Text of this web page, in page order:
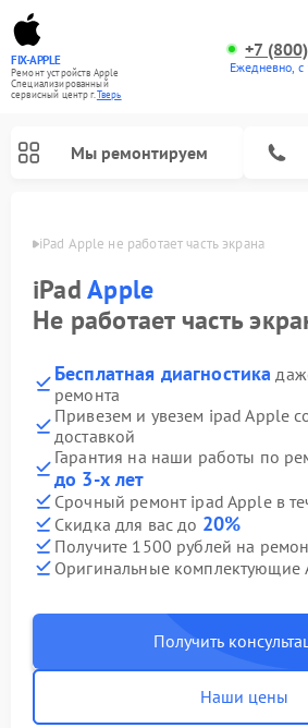
FIX-APPLE
Ремонт устройств Apple
Специализированный
cервисный центр г.Тверь
+7
Ежедневно,
Мы ремонтируем
iPad Apple не работает часть экрана
iPadApple
Не работает часть
Бесплатная диагностика
ремонта
Привезем и увезем ipad Apple
доставкой
Гарантия на наши работы по
до 3-х лет
Срочный ремонт ipad Apple в
Скидка для вас до 20%
Получите 1500 рублей на
Оригинальные комплектующие
Получить
Наши цены